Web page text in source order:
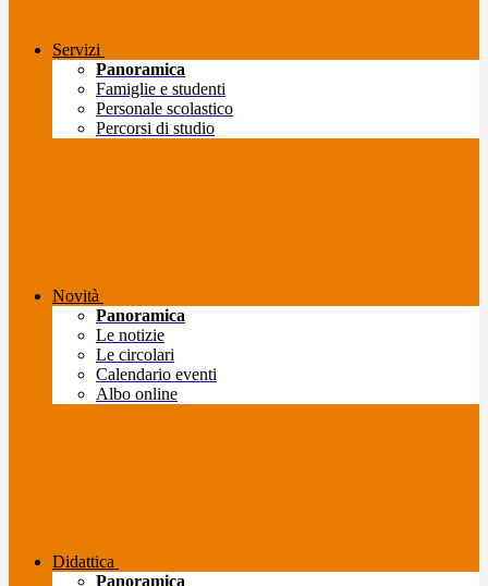
Servizi
Panoramica
Famiglie e studenti
Personale scolastico
Percorsi di studio
Novità
Panoramica
Le notizie
Le circolari
Calendario eventi
Albo online
Didattica
Panoramica